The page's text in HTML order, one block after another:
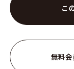
こ
無料